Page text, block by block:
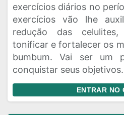
exercícios diários no
exercícios vão lhe
redução das
tonificar e fortalecer os
bumbum. Vai ser um
conquistar seus
ENTRAR NO